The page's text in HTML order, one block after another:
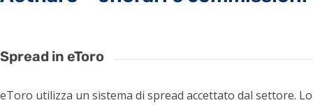
Spread in eToro
eToro utilizza un sistema di spread accettato dal settore. Lo